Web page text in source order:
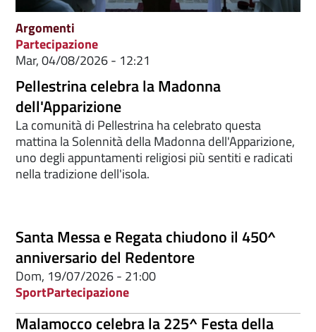
Pellestrina celebra la Madonna
dell'Apparizione
Mar, 04/08/2026 - 12:21
Argomenti
Partecipazione
La comunità di Pellestrina ha celebrato questa
mattina la Solennità della Madonna dell'Apparizione,
uno degli appuntamenti religiosi più sentiti e radicati
nella tradizione dell'isola.
Santa Messa e Regata chiudono il 450^
anniversario del Redentore
Dom, 19/07/2026 - 21:00
SportPartecipazione
Malamocco celebra la 225^ Festa della